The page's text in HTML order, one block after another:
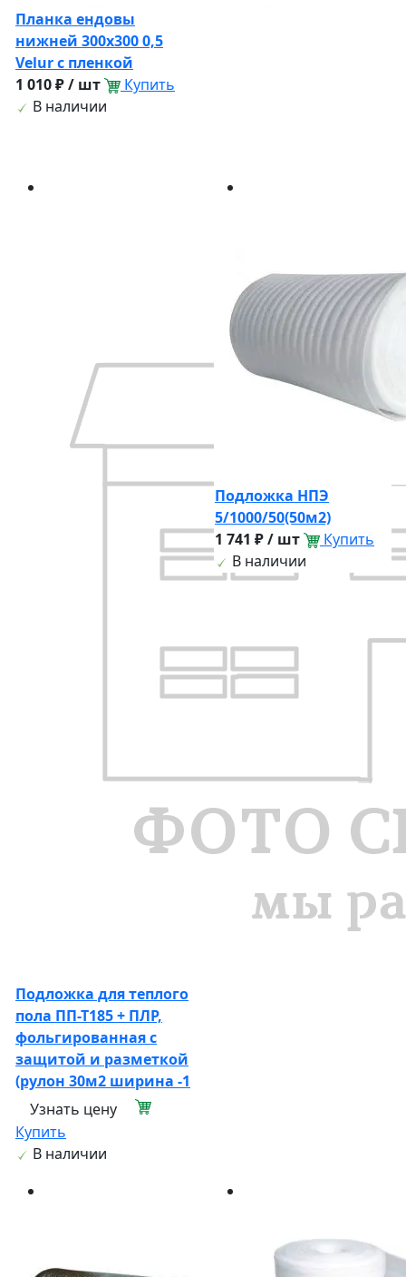
Планка ендовы
нижней 300х300 0,5
Velur с пленкой
1 010 ₽ / шт
Купить
В наличии
Подложка для теплого
пола ПП-Т185 + ПЛР,
фольгированная с
защитой и разметкой
(рулон 30м2 ширина -1
Узнать цену
Купить
В наличии
Подложка НПЭ
5/1000/50(50м2)
1 741 ₽ / шт
Купить
В наличии